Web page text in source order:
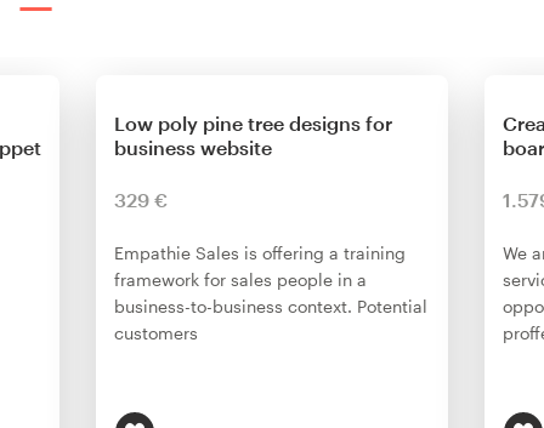
Low poly pine tree designs for
business website
329 €
Empathie Sales is offering a training
framework for sales people in a
business-to-business context. Potential
customers
We